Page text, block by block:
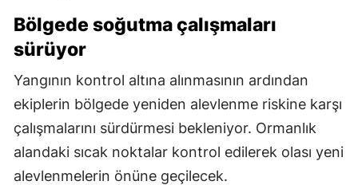
Bölgede soğutma çalışmaları
sürüyor
Yangının kontrol altına alınmasının ardından
ekiplerin bölgede yeniden alevlenme riskine karşı
çalışmalarını sürdürmesi bekleniyor. Ormanlık
alandaki sıcak noktalar kontrol edilerek olası yeni
alevlenmelerin önüne geçilecek.